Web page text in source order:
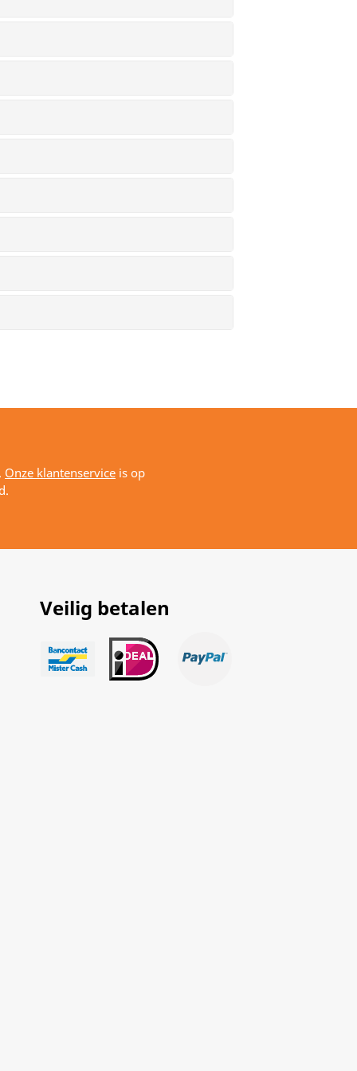
Onze klantenservice is op
Veilig betalen